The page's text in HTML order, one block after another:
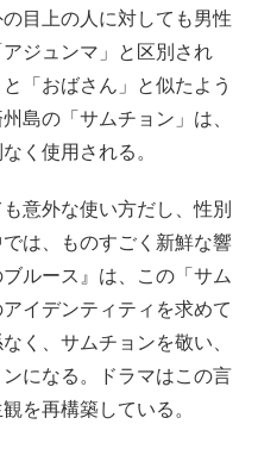
目上の人に対しても男性
ジュンマ」と区別され
「おばさん」と似たよう
島の「サムチョン」は、
く使用される。
意外な使い方だし、性別
は、ものすごく新鮮な響
ルース』は、この「サム
イデンティティを求めて
く、サムチョンを敬い、
になる。ドラマはこの言
を再構築している。